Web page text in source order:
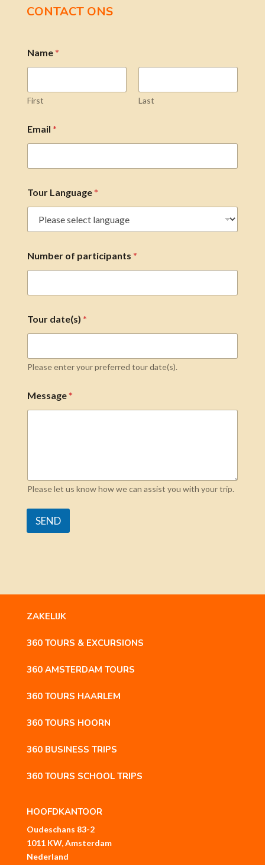
CONTACT ONS
Name*
First Last
Email *
Tour Language*
Number of participants *
Tour date(s) *
Please enter your preferred tour date(s).
Message*
Please let us know how we can assist you with your trip.
SEND
ZAKELIJK
360 TOURS & EXCURSIONS
360 AMSTERDAM TOURS
360 TOURS HAARLEM
360 TOURS HOORN
360 BUSINESS TRIPS
360 TOURS SCHOOL TRIPS
HOOFDKANTOOR
Oudeschans 83-2
1011 KW, Amsterdam
Nederland